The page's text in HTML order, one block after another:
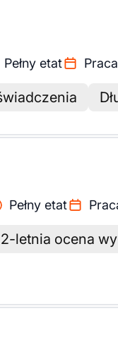
Pełny etat
Pełny etat
2-letnia ocena